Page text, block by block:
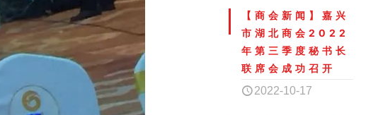
【商会新闻】嘉兴
市湖北商会2022
年第三季度秘书长
联席会成功召开
2022-10-17